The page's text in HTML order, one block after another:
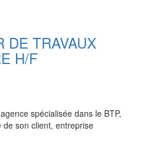
DE TRAVAUX
H/F
spécialisée dans le BTP,
son client, entreprise